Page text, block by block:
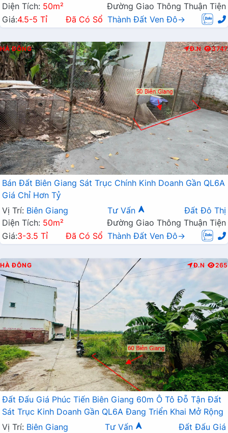
Diện Tích: 50m²
Đường Giao Thông Thuận Tiện
Giá:4.5-5 Tỉ Đã Có Sổ Thành Đất Ven Đô→
HÀ ĐÔNG Đ.N 3747
Bán Đất Biên Giang Sát Trục Chính Kinh Doanh Gần QL6A
Giá Chỉ Hơn Tỷ
Vị Trí: Biên Giang Tư Vấn
Đất Đô Thị
Diện Tích: 50m²
Đường Giao Thông Thuận Tiện
Giá:3-3.5 Tỉ Đã Có Sổ Thành Đất Ven Đô→
HÀ ĐÔNG Đ.N 265
Đất Đấu Giá Phúc Tiến Biên Giang 60m Ô Tô Đỗ Tận Đất
Sát Trục Kinh Doanh Gần QL6A Đang Triển Khai Mở Rộng
Vị Trí: Biên Giang Tư Vấn
Đất Đấu Giá